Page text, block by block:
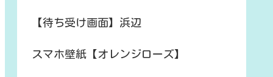
【待ち受け画面】浜辺
スマホ壁紙【オレンジローズ】